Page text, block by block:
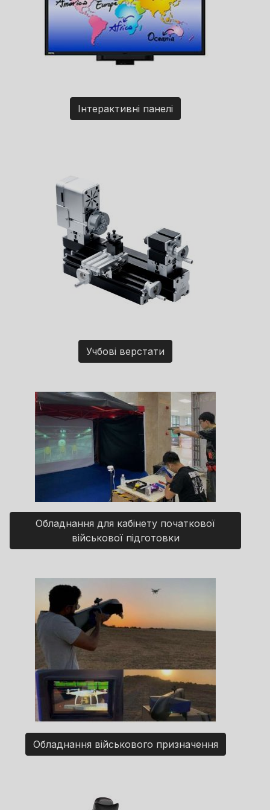
Інтерактивні панелі
Учбові верстати
Обладнання для кабінету початкової
військової підготовки
Обладнання військового призначення